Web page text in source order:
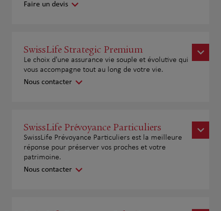
Faire un devis
SwissLife Strategic Premium
Le choix d'une assurance vie souple et évolutive qui
vous accompagne tout au long de votre vie.
Nous contacter
SwissLife Prévoyance Particuliers
SwissLife Prévoyance Particuliers est la meilleure
réponse pour préserver vos proches et votre
patrimoine.
Nous contacter